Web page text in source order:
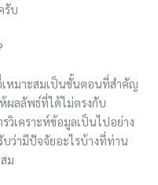
รับ
เหมาะสมเป็นขั้นตอนที่สำคัญ
ผลลัพธ์ที่ได้ไม่ตรงกับ
วิเคราะห์ข้อมูลเป็นไปอย่าง
ว่ามีปัจจัยอะไรบ้างที่ท่าน
ม